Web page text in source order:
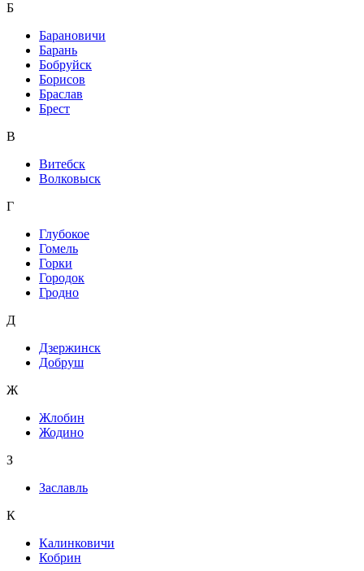
Б
Барановичи
Барань
Бобруйск
Борисов
Браслав
Брест
В
Витебск
Волковыск
Г
Глубокое
Гомель
Горки
Городок
Гродно
Д
Дзержинск
Добруш
Ж
Жлобин
Жодино
З
Заславль
К
Калинковичи
Кобрин